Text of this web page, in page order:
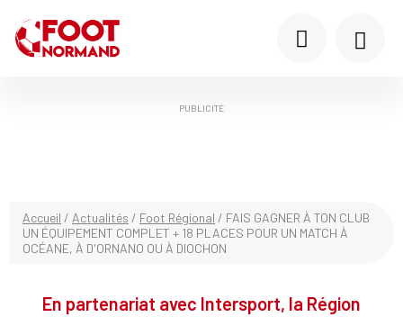
PUBLICITÉ
Accueil / Actualités / Foot Régional / FAIS GAGNER À TON CLUB
UN ÉQUIPEMENT COMPLET + 18 PLACES POUR UN MATCH À
OCÉANE, À D'ORNANO OU À DIOCHON
En partenariat avec Intersport, la Région